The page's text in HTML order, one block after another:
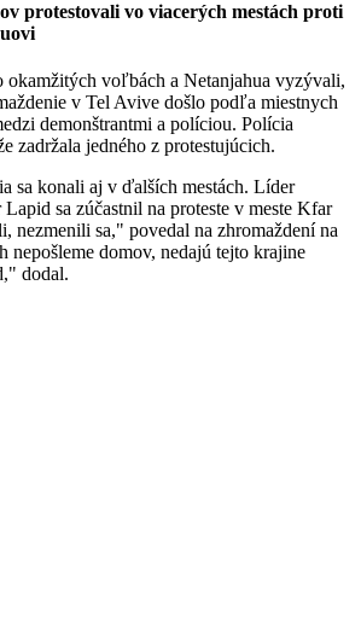
protestovali vo viacerých mestách proti
okamžitých voľbách a Netanjahua vyzývali,
v Tel Avive došlo podľa miestnych
demonštrantmi a políciou. Polícia
zadržala jedného z protestujúcich.
sa konali aj v ďalších mestách. Líder
sa zúčastnil na proteste v meste Kfar
nezmenili sa," povedal na zhromaždení na
domov, nedajú tejto krajine
dodal.